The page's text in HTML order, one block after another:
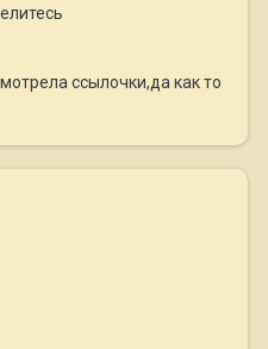
ссылочки,да как то